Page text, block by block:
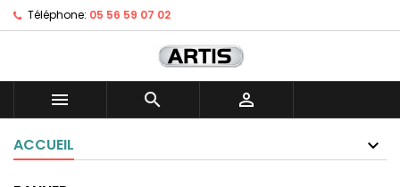
Téléphone: 05 56 59 07 02
  
ACCUEIL